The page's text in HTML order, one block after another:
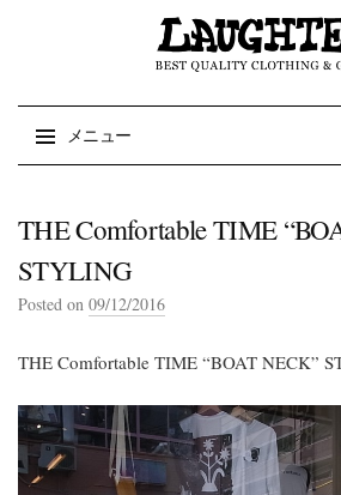
メニュー
THE Comfortable TIME
STYLING
Posted on 09/12/2016
THE Comfortable TIME “BOAT NECK”